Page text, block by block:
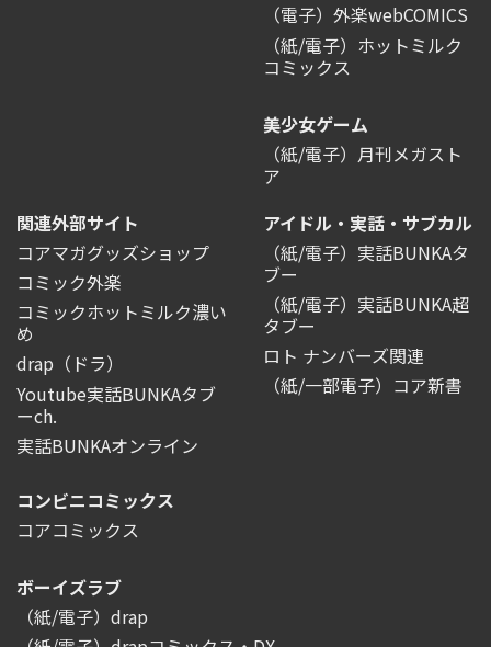
（電子）外楽webCOMICS
（紙/電子）ホットミルク
コミックス
美少女ゲーム
（紙/電子）月刊メガスト
ア
関連外部サイト
コアマガグッズショップ
コミック外楽
コミックホットミルク濃い
め
drap（ドラ）
Youtube実話BUNKAタブ
ーch.
実話BUNKAオンライン
アイドル・実話・サブカル
（紙/電子）実話BUNKAタ
ブー
（紙/電子）実話BUNKA超
タブー
ロト ナンバーズ関連
（紙/一部電子）コア新書
コンビニコミックス
コアコミックス
ボーイズラブ
（紙/電子）drap